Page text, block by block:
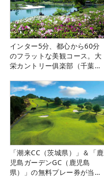
インター5分、都心から60分
のフラットな美観コース。大
栄カントリー俱楽部（千葉
「潮来CC（茨城県）」＆「鹿
児島ガーデンGC（鹿児島
県）」の無料プレー券が当た